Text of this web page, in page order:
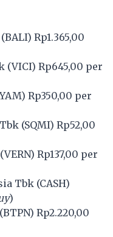
BALI) Rp1.365,00
(VICI) Rp645,00 per
) Rp350,00 per
(SQMI) Rp52,00
VERN) Rp137,00 per
Tbk (CASH)
)
BTPN) Rp2.220,00